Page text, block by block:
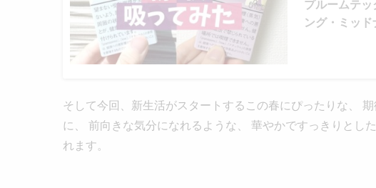
プルームテ
ング・ミッド
そして今回、新生活がスタートするこの春にぴったりな、
に、 前向きな気分になれるような、 華やかですっきりとした
れます。